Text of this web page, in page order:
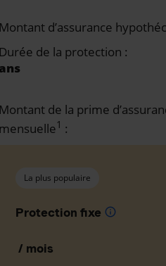
Montant d’assurance
Durée de la protection :
ans
Montant de la prime
mensuelle1 :
La plus populaire
Protection fixe info
/ mois